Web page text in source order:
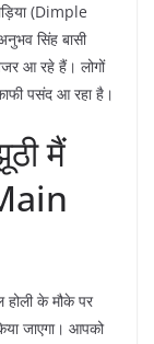
(Dimple
सिंह बासी
आ रहे हैं। लोगों
पसंद आ रहा है।
मैं
होली के मौके पर
जाएगा। आपको